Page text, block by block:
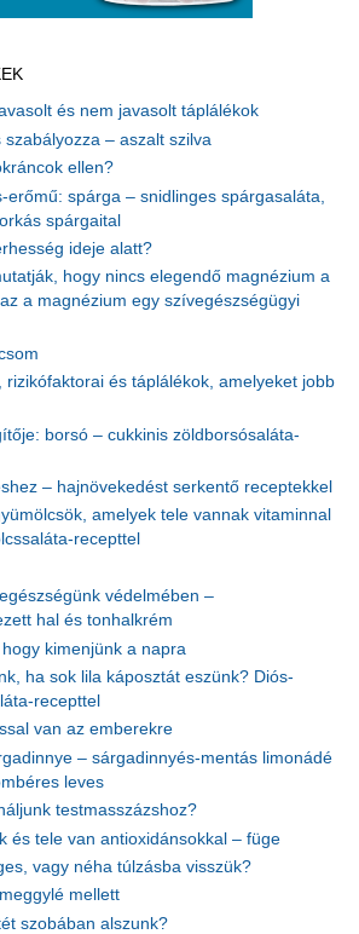
és nem javasolt táplálékok
– aszalt szilva
ellen?
erőmű: spárga – snidlinges spárgasaláta,
spárgaital
ideje alatt?
hogy nincs elegendő magnézium a
a magnézium egy szívegészségügyi
rizikófaktorai és táplálékok, amelyeket jobb
borsó – cukkinis zöldborsósaláta-
– hajnövekedést serkentő receptekkel
amelyek tele vannak vitaminnal
recepttel
védelmében –
hal és tonhalkrém
kimenjünk a napra
ha sok lila káposztát eszünk? Diós-
recepttel
van az emberekre
– sárgadinnyés-mentás limonádé
leves
testmasszázshoz?
és tele van antioxidánsokkal – füge
vagy néha túlzásba visszük?
mellett
szobában alszunk?